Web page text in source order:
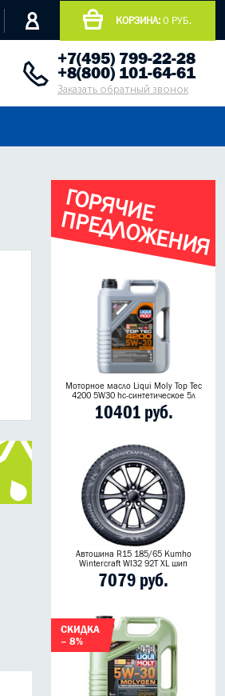
КОРЗИНА: 0 РУБ.
+7(495) 799-22-28
+8(800) 101-64-61
Заказать обратный звонок
Г
О
Р
Я
Ч
И
Е
П
Р
Е
Д
Л
О
Ж
Е
Н
И
Я
Моторное масло Liqui Moly Top Tec
4200 5W30 hc-синтетическое 5л
10401 руб.
Автошина R15 185/65 Kumho
Wintercraft WI32 92T XL шип
7079 руб.
СКИДКА
– 8%